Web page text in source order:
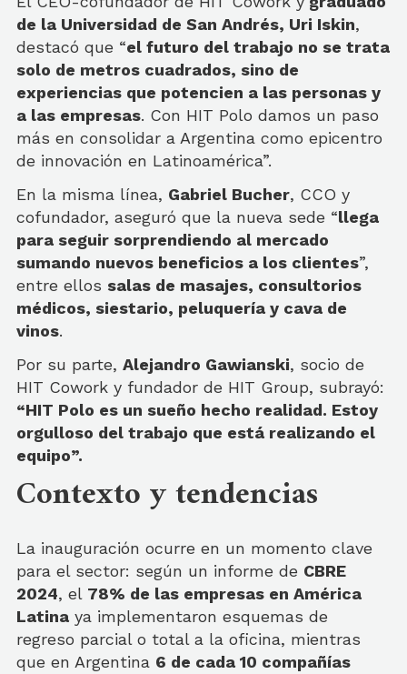
de la Universidad de San Andrés, Uri Iskin,
destacó que “el futuro del trabajo no se trata
solo de metros cuadrados, sino de
experiencias que potencien a las personas y
a las empresas. Con HIT Polo damos un paso
más en consolidar a Argentina como epicentro
de innovación en Latinoamérica”.
En la misma línea, Gabriel Bucher, CCO y
cofundador, aseguró que la nueva sede “llega
para seguir sorprendiendo al mercado
sumando nuevos beneficios a los clientes”,
entre ellos salas de masajes, consultorios
médicos, siestario, peluquería y cava de
vinos.
Por su parte, Alejandro Gawianski, socio de
HIT Cowork y fundador de HIT Group, subrayó:
“HIT Polo es un sueño hecho realidad. Estoy
orgulloso del trabajo que está realizando el
equipo”.
Contexto y tendencias
La inauguración ocurre en un momento clave
para el sector: según un informe de CBRE
2024, el 78% de las empresas en América
Latina ya implementaron esquemas de
regreso parcial o total a la oficina, mientras
que en Argentina 6 de cada 10 compañías